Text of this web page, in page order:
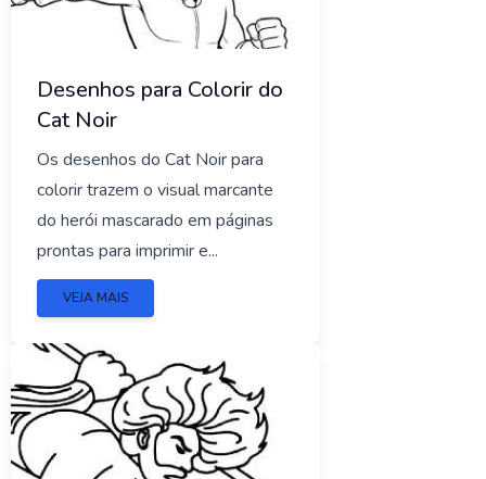
Desenhos para Colorir do
Cat Noir
Os desenhos do Cat Noir para
colorir trazem o visual marcante
do herói mascarado em páginas
prontas para imprimir e...
VEJA MAIS